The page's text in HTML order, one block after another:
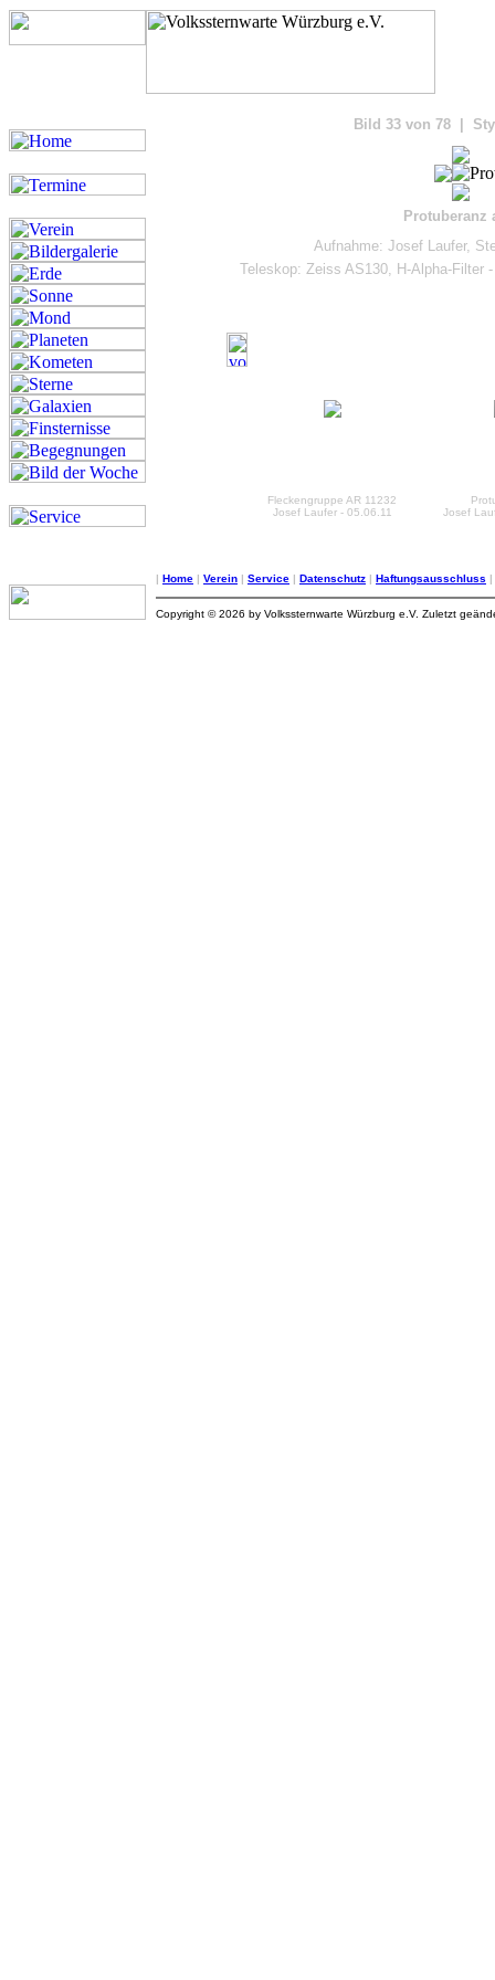
Bild 33 von 78 |
Protuberanz
Aufnahme: Josef Laufer,
Teleskop: Zeiss AS130, H-Alpha-Filter
Fleckengruppe AR 11232
Josef Laufer - 05.06.11
Josef
| Home | Verein | Service | Datenschutz | Haftungsausschluss |
Copyright © 2026 by Volkssternwarte Würzburg e.V. Zuletzt